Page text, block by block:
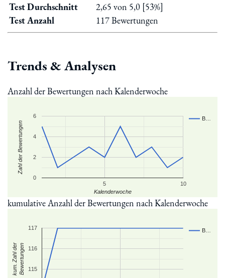
Test Durchschnitt
2,65 von 5,0 [53%]
Test Anzahl
117 Bewertungen
Trends & Analysen
Anzahl der Bewertungen nach Kalenderwoche
B…
5 10
0
2
4
6
Kalenderwoche
Zahl der Bewertungen
kumulative Anzahl der Bewertungen nach Kalenderwoche
B…
115
116
117
kum. Zahl derBewertungen